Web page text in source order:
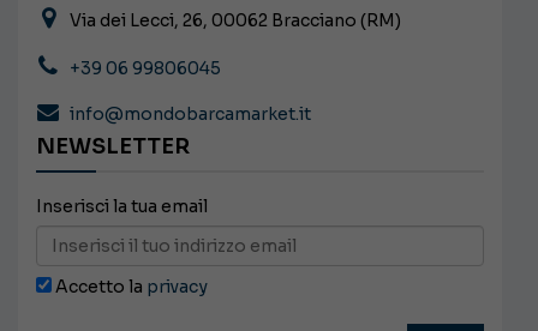
Via dei Lecci, 26, 00062 Bracciano (RM)
+39 06 99806045
info@mondobarcamarket.it
NEWSLETTER
Inserisci la tua email
Accetto la privacy